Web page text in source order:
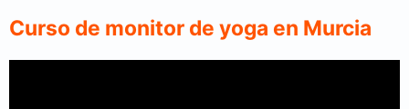
Curso de monitor de yoga en Murcia